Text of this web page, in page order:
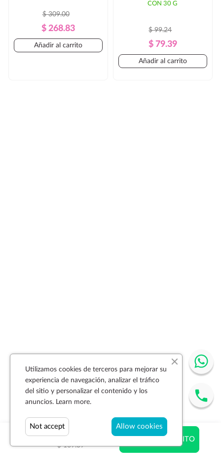
$ 169.39
$ 169.39
AÑADIR AL CARRITO
Precio
Regular
$ 309.00
Precio
$ 268.83
Añadir al carrito
CON 30 G
Precio
Regular
$ 99.24
Precio
$ 79.39
Añadir al carrito
Utilizamos cookies de terceros para mejorar su
experiencia de navegación, analizar el tráfico
del sitio y personalizar el contenido y los
anuncios. Learn more.
Allow cookies
Not accept